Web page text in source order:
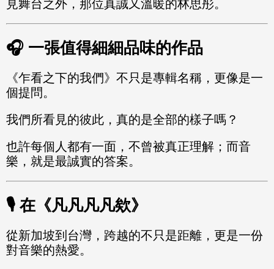
見舞台之外，那位真誠又溫暖的林思彤。
🎧 一張值得細細品味的作品
《乍看之下的我們》不只是專輯名稱，更像是一
個提問。
我們所看見的彼此，真的是全部的樣子嗎？
也許每個人都有一面，不曾被真正理解；而音
樂，就是最誠實的答案。
🎙️ 在《凡凡凡凡欸》
從新加坡到台灣，跨越的不只是距離，更是一份
對音樂的熱愛。